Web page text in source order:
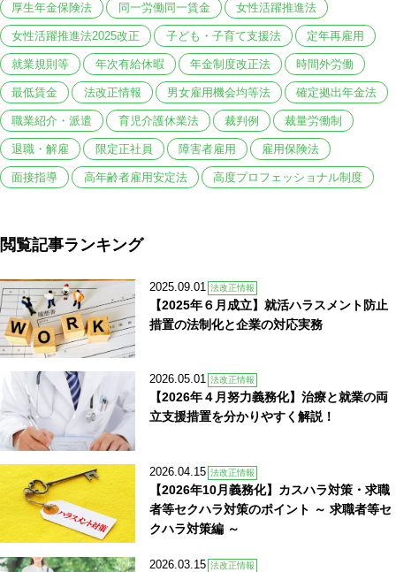
厚生年金保険法 同一労働同一賃金 女性活躍推進法
女性活躍推進法2025改正 子ども・子育て支援法 定年再雇用
就業規則等 年次有給休暇 年金制度改正法 時間外労働
最低賃金 法改正情報 男女雇用機会均等法 確定拠出年金法
職業紹介・派遣 育児介護休業法 裁判例 裁量労働制
退職・解雇 限定正社員 障害者雇用 雇用保険法
面接指導 高年齢者雇用安定法 高度プロフェッショナル制度
閲覧記事ランキング
2025.09.01 法改正情報
【2025年６月成立】就活ハラスメント防止
措置の法制化と企業の対応実務
2026.05.01 法改正情報
【2026年４月努力義務化】治療と就業の両
立支援措置を分かりやすく解説！
2026.04.15 法改正情報
【2026年10月義務化】カスハラ対策・求職
者等セクハラ対策のポイント ～ 求職者等セ
クハラ対策編 ～
2026.03.15 法改正情報